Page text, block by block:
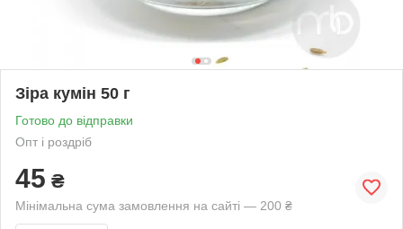
Зіра кумін 50 г
Готово до відправки
Опт і роздріб
45 ₴
Мінімальна сума замовлення на сайті — 200 ₴